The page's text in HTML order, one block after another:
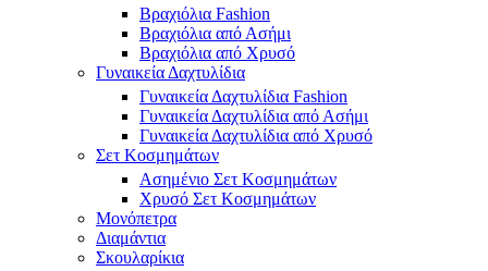
Βραχιόλια Fashion
Βραχιόλια από Ασήμι
Βραχιόλια από Χρυσό
Γυναικεία Δαχτυλίδια
Γυναικεία Δαχτυλίδια Fashion
Γυναικεία Δαχτυλίδια από Ασήμι
Γυναικεία Δαχτυλίδια από Χρυσό
Σετ Κοσμημάτων
Ασημένιο Σετ Κοσμημάτων
Χρυσό Σετ Κοσμημάτων
Μονόπετρα
Διαμάντια
Σκουλαρίκια